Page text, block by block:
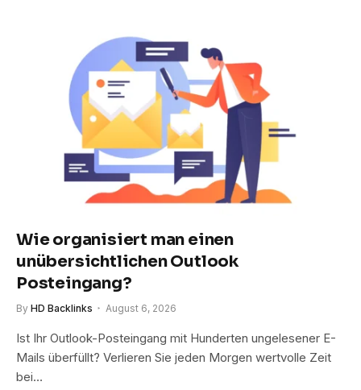
Wie organisiert man einen
unübersichtlichen Outlook
Posteingang?
By HD Backlinks August 6, 2026
Ist Ihr Outlook-Posteingang mit Hunderten ungelesener E-
Mails überfüllt? Verlieren Sie jeden Morgen wertvolle Zeit
bei…